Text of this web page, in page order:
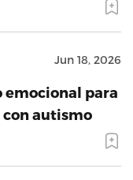
Jun 18, 2026
emocional para
con autismo